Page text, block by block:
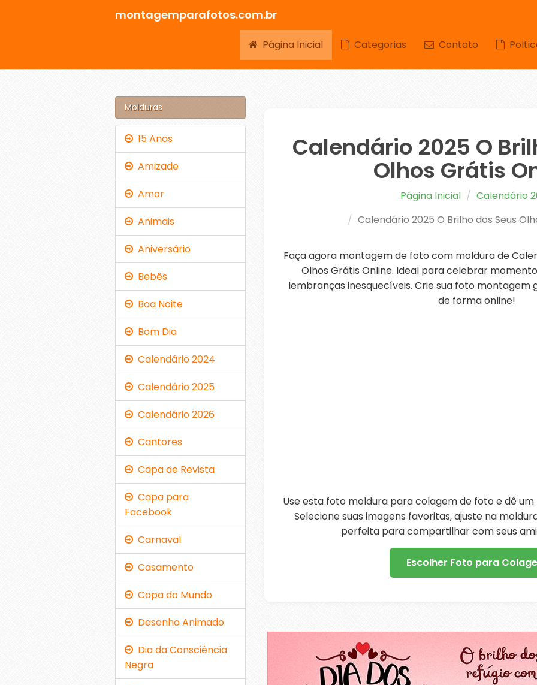
montagemparafotos.com.br
Página Inicial Categorias Contato
Calendário 2025 O
Olhos Grátis
Página Inicial
Calendário
Calendário 2025 O Brilho dos Seus
Faça agora montagem de foto com moldura de
Olhos Grátis Online. Ideal para celebrar
lembranças inesquecíveis. Crie sua foto montagem
de forma online!
Use esta foto moldura para colagem de foto e dê um
Selecione suas imagens favoritas, ajuste na
perfeita para compartilhar com seus
Escolher Foto para
Molduras
15 Anos
Amizade
Amor
Animais
Aniversário
Bebês
Boa Noite
Bom Dia
Calendário 2024
Calendário 2025
Calendário 2026
Cantores
Capa de Revista
Capa para
Facebook
Carnaval
Casamento
Copa do Mundo
Desenho Animado
Dia da Consciência
Negra